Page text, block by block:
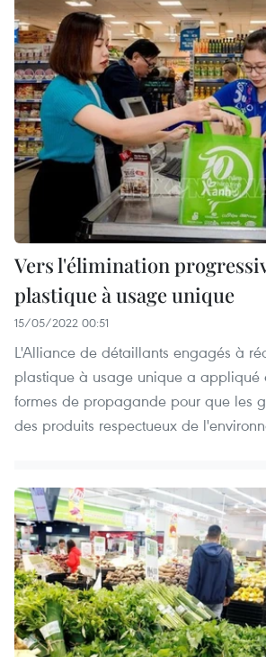
Vers l'élimination
plastique à usage unique
15/05/2022 00:51
L'Alliance de détaillants engagés à
plastique à usage unique a appliqué
formes de propagande pour que les
des produits respectueux de